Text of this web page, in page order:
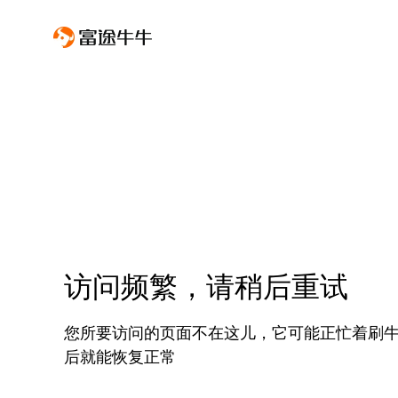
访问频繁，请稍后重试
您所要访问的页面不在这儿，它可能正忙着刷
后就能恢复正常